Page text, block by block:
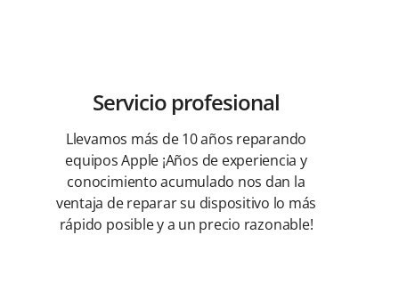
Servicio profesional
Llevamos más de 10 años reparando
equipos Apple ¡Años de experiencia y
conocimiento acumulado nos dan la
ventaja de reparar su dispositivo lo más
rápido posible y a un precio razonable!